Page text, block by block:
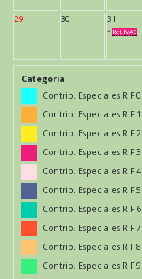
29 30 31
* Ret.IVA3
Categoría
Contrib. Especiales RIF 0
Contrib. Especiales RIF 1
Contrib. Especiales RIF 2
Contrib. Especiales RIF 3
Contrib. Especiales RIF 4
Contrib. Especiales RIF 5
Contrib. Especiales RIF 6
Contrib. Especiales RIF 7
Contrib. Especiales RIF 8
Contrib. Especiales RIF 9